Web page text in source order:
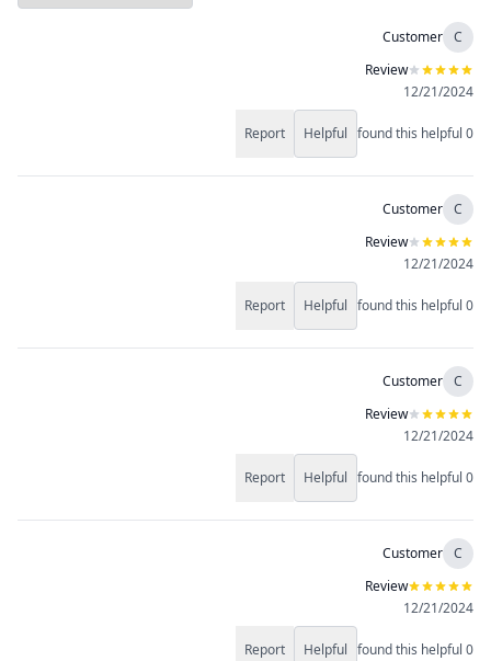
C
Customer
Review
12/21/2024
0
found this helpful
Helpful
Report
C
Customer
Review
12/21/2024
0
found this helpful
Helpful
Report
C
Customer
Review
12/21/2024
0
found this helpful
Helpful
Report
C
Customer
Review
12/21/2024
0
found this helpful
Helpful
Report